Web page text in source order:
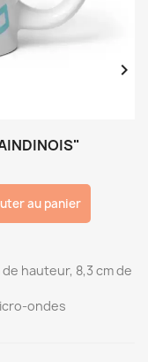

hauteur, 8,3 cm de
ondes
au panier